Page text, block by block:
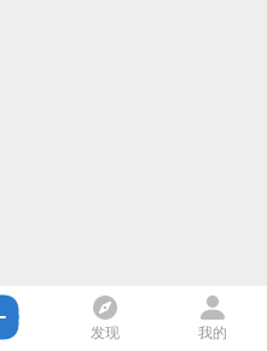
发现 我的